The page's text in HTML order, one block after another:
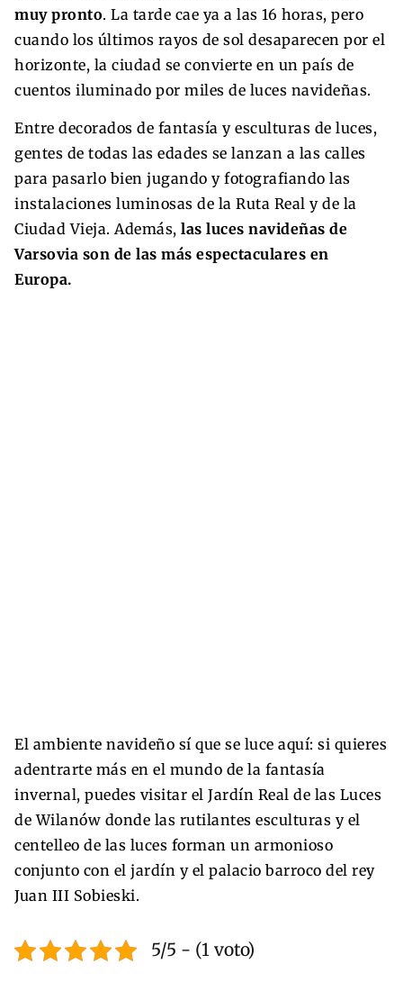
muy pronto. La tarde cae ya a las 16 horas, pero
cuando los últimos rayos de sol desaparecen por el
horizonte, la ciudad se convierte en un país de
cuentos iluminado por miles de luces navideñas.
Entre decorados de fantasía y esculturas de luces,
gentes de todas las edades se lanzan a las calles
para pasarlo bien jugando y fotografiando las
instalaciones luminosas de la Ruta Real y de la
Ciudad Vieja. Además, las luces navideñas de
Varsovia son de las más espectaculares en
Europa.
El ambiente navideño sí que se luce aquí: si quieres
adentrarte más en el mundo de la fantasía
invernal, puedes visitar el Jardín Real de las Luces
de Wilanów donde las rutilantes esculturas y el
centelleo de las luces forman un armonioso
conjunto con el jardín y el palacio barroco del rey
Juan III Sobieski.
5/5 - (1 voto)